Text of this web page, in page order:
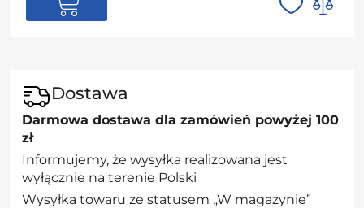
Dostawa
Darmowa dostawa dla zamówień powyżej 100
zł
Informujemy, że wysyłka realizowana jest
wyłącznie na terenie Polski
Wysyłka towaru ze statusem „W magazynie”